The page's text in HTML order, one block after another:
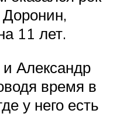
Доронин,
11 лет.
Александр
время в
у него есть